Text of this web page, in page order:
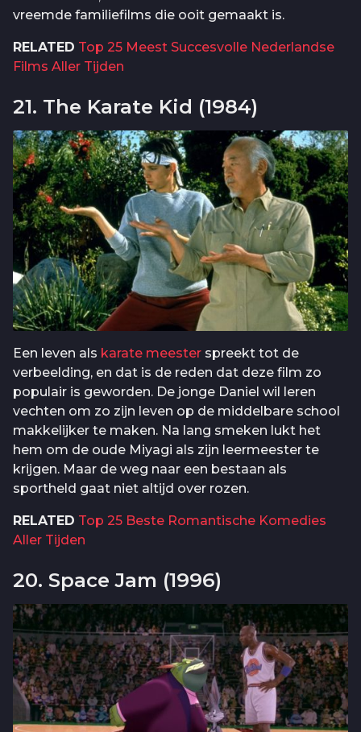
vreemde familiefilms die ooit gemaakt is.
RELATED Top 25 Meest Succesvolle Nederlandse
Films Aller Tijden
21. The Karate Kid (1984)
Een leven als karate meester spreekt tot de
verbeelding, en dat is de reden dat deze film zo
populair is geworden. De jonge Daniel wil leren
vechten om zo zijn leven op de middelbare school
makkelijker te maken. Na lang smeken lukt het
hem om de oude Miyagi als zijn leermeester te
krijgen. Maar de weg naar een bestaan als
sportheld gaat niet altijd over rozen.
RELATED Top 25 Beste Romantische Komedies
Aller Tijden
20. Space Jam (1996)